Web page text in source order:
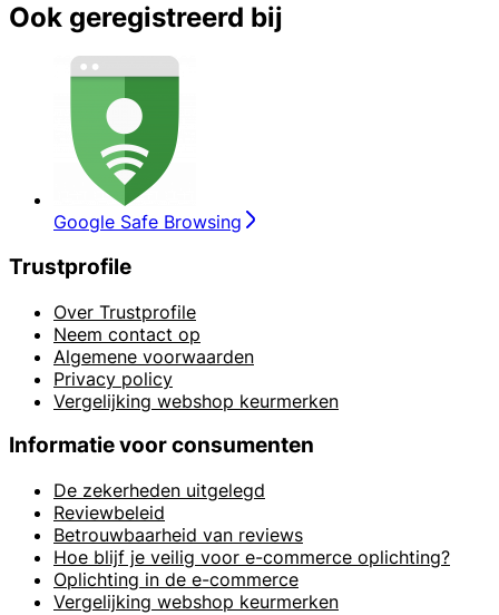
Ook geregistreerd bij
Google Safe Browsing
Trustprofile
Over Trustprofile
Neem contact op
Algemene voorwaarden
Privacy policy
Vergelijking webshop keurmerken
Informatie voor consumenten
De zekerheden uitgelegd
Reviewbeleid
Betrouwbaarheid van reviews
Hoe blijf je veilig voor e-commerce oplichting?
Oplichting in de e-commerce
Vergelijking webshop keurmerken